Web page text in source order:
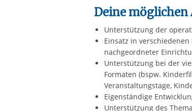
Deine möglichen
Unterstützung der
Einsatz in
nachgeordneter
Unterstützung bei der
Formaten (bspw.
Veranstaltungstage,
Eigenständige
Unterstützung des